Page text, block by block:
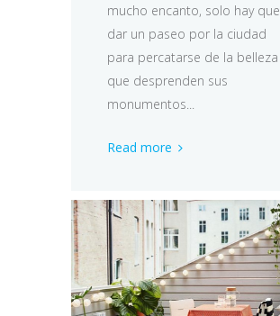
mucho encanto, solo hay que
dar un paseo por la ciudad
para percatarse de la belleza
que desprenden sus
monumentos...
Read more